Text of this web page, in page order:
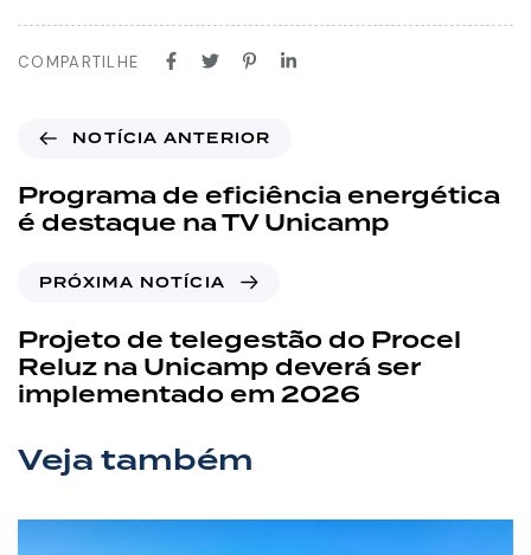
COMPARTILHE
NOTÍCIA ANTERIOR
Programa de eficiência energética
é destaque na TV Unicamp
PRÓXIMA NOTÍCIA
Projeto de telegestão do Procel
Reluz na Unicamp deverá ser
implementado em 2026
Veja também